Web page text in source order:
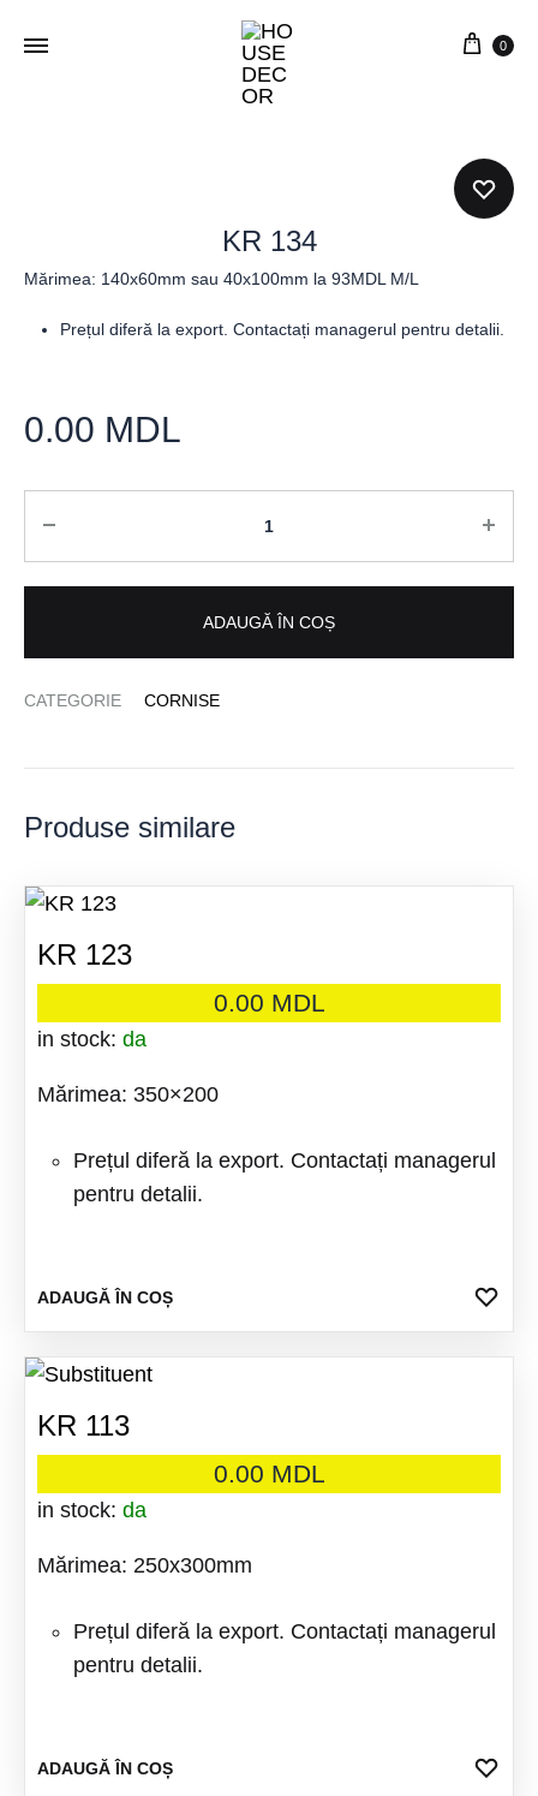
0
KR 134
Mărimea: 140x60mm sau 40x100mm la 93MDL M/L
Prețul diferă la export. Contactați managerul pentru detalii.
0.00 MDL
ADAUGĂ ÎN COȘ
CATEGORIE CORNISE
Produse similare
KR 123
0.00 MDL
in stock: da
Mărimea: 350×200
Prețul diferă la export. Contactați managerul
pentru detalii.
ADAUGĂ ÎN COȘ
KR 113
0.00 MDL
in stock: da
Mărimea: 250x300mm
Prețul diferă la export. Contactați managerul
pentru detalii.
ADAUGĂ ÎN COȘ